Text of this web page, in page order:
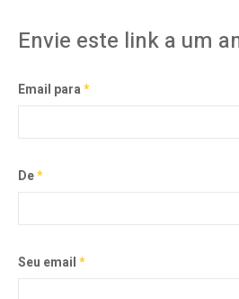
Envie este link a um
Email para*
De*
Seu email*